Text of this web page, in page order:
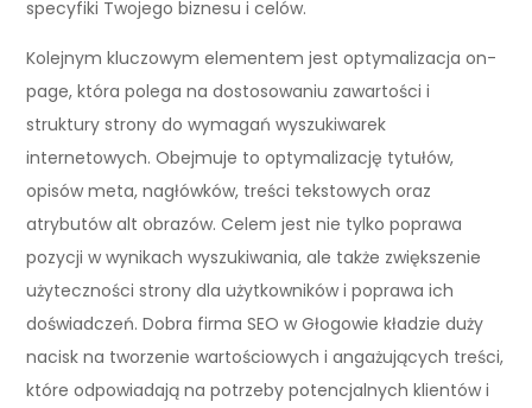
specyfiki Twojego biznesu i celów.
Kolejnym kluczowym elementem jest optymalizacja on-
page, która polega na dostosowaniu zawartości i
struktury strony do wymagań wyszukiwarek
internetowych. Obejmuje to optymalizację tytułów,
opisów meta, nagłówków, treści tekstowych oraz
atrybutów alt obrazów. Celem jest nie tylko poprawa
pozycji w wynikach wyszukiwania, ale także zwiększenie
użyteczności strony dla użytkowników i poprawa ich
doświadczeń. Dobra firma SEO w Głogowie kładzie duży
nacisk na tworzenie wartościowych i angażujących treści,
które odpowiadają na potrzeby potencjalnych klientów i